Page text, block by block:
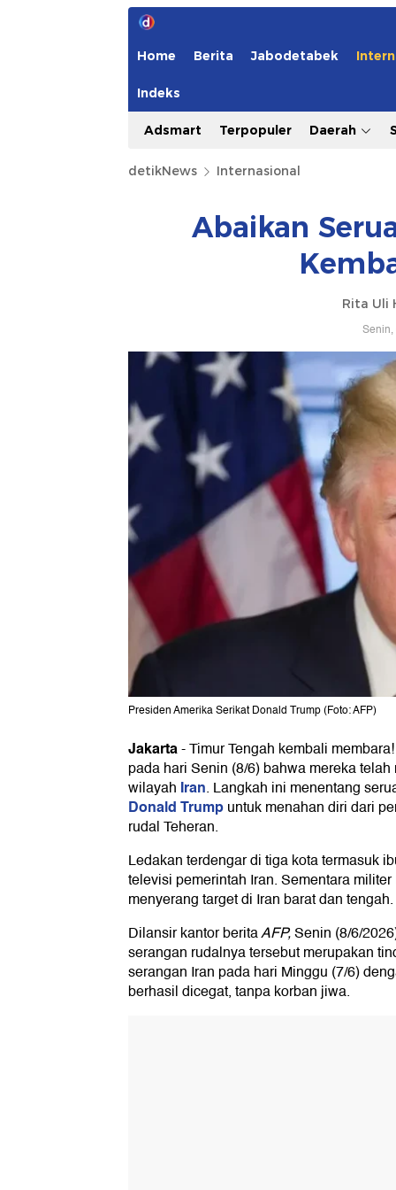
Home Berita Jabodetabek
Indeks
Adsmart Terpopuler Daerah
detikNews Internasional
Abaikan
Rita Uli
Senin,
Presiden Amerika Serikat Donald Trump (Foto: AFP)
Jakarta-Timur Tengah kembali
pada hari Senin (8/6) bahwa mereka
wilayah Iran. Langkah ini menentang
Donald Trumpuntuk menahan diri dari
rudal Teheran.
Ledakan terdengar di tiga kota termasuk
televisi pemerintah Iran. Sementara
menyerang target di Iran barat dan tengah.
Dilansir kantor beritaAFP,Senin (8/6/
serangan rudalnya tersebut merupakan
serangan Iran pada hari Minggu (7/6)
berhasil dicegat, tanpa korban jiwa.